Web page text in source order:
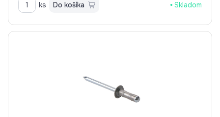
ks Do košíka Skladom